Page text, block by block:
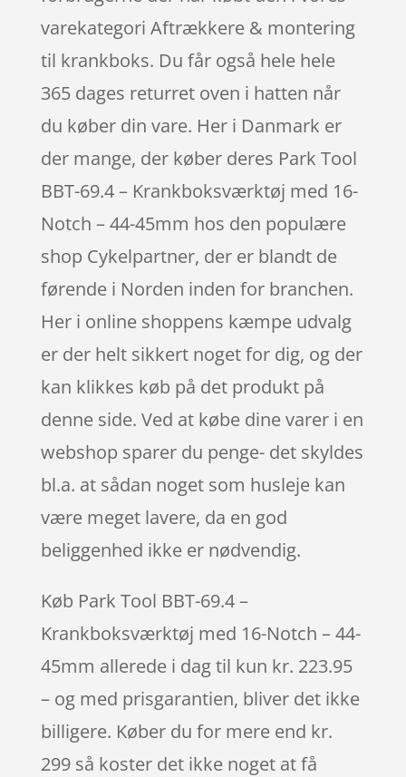
varekategori Aftrækkere & montering
til krankboks. Du får også hele hele
365 dages returret oven i hatten når
du køber din vare. Her i Danmark er
der mange, der køber deres Park Tool
BBT-69.4 – Krankboksværktøj med 16-
Notch – 44-45mm hos den populære
shop Cykelpartner, der er blandt de
førende i Norden inden for branchen.
Her i online shoppens kæmpe udvalg
er der helt sikkert noget for dig, og der
kan klikkes køb på det produkt på
denne side. Ved at købe dine varer i en
webshop sparer du penge- det skyldes
bl.a. at sådan noget som husleje kan
være meget lavere, da en god
beliggenhed ikke er nødvendig.
Køb Park Tool BBT-69.4 –
Krankboksværktøj med 16-Notch – 44-
45mm allerede i dag til kun kr. 223.95
– og med prisgarantien, bliver det ikke
billigere. Køber du for mere end kr.
299 så koster det ikke noget at få